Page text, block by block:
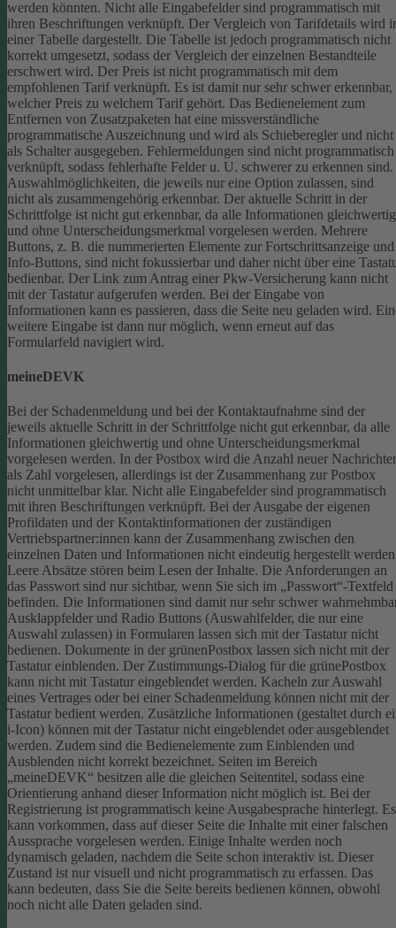
werden könnten. Nicht alle Eingabefelder sind programmatisch mit
ihren Beschriftungen verknüpft. Der Vergleich von Tarifdetails wird
einer Tabelle dargestellt. Die Tabelle ist jedoch programmatisch nicht
korrekt umgesetzt, sodass der Vergleich der einzelnen Bestandteile
erschwert wird. Der Preis ist nicht programmatisch mit dem
empfohlenen Tarif verknüpft. Es ist damit nur sehr schwer erkennbar,
welcher Preis zu welchem Tarif gehört. Das Bedienelement zum
Entfernen von Zusatzpaketen hat eine missverständliche
programmatische Auszeichnung und wird als Schieberegler und nicht
als Schalter ausgegeben. Fehlermeldungen sind nicht programmatisch
verknüpft, sodass fehlerhafte Felder u. U. schwerer zu erkennen sind.
Auswahlmöglichkeiten, die jeweils nur eine Option zulassen, sind
nicht als zusammengehörig erkennbar. Der aktuelle Schritt in der
Schrittfolge ist nicht gut erkennbar, da alle Informationen gleichwertig
und ohne Unterscheidungsmerkmal vorgelesen werden. Mehrere
Buttons, z. B. die nummerierten Elemente zur Fortschrittsanzeige und
Info-Buttons, sind nicht fokussierbar und daher nicht über eine
bedienbar. Der Link zum Antrag einer Pkw-Versicherung kann nicht
mit der Tastatur aufgerufen werden. Bei der Eingabe von
Informationen kann es passieren, dass die Seite neu geladen wird.
weitere Eingabe ist dann nur möglich, wenn erneut auf das
Formularfeld navigiert wird.
meineDEVK
Bei der Schadenmeldung und bei der Kontaktaufnahme sind der
jeweils aktuelle Schritt in der Schrittfolge nicht gut erkennbar, da alle
Informationen gleichwertig und ohne Unterscheidungsmerkmal
vorgelesen werden. In der Postbox wird die Anzahl neuer
als Zahl vorgelesen, allerdings ist der Zusammenhang zur Postbox
nicht unmittelbar klar. Nicht alle Eingabefelder sind programmatisch
mit ihren Beschriftungen verknüpft. Bei der Ausgabe der eigenen
Profildaten und der Kontaktinformationen der zuständigen
Vertriebspartner:innen kann der Zusammenhang zwischen den
einzelnen Daten und Informationen nicht eindeutig hergestellt
Leere Absätze stören beim Lesen der Inhalte. Die Anforderungen an
das Passwort sind nur sichtbar, wenn Sie sich im „Passwort“-Textfeld
befinden. Die Informationen sind damit nur sehr schwer
Ausklappfelder und Radio Buttons (Auswahlfelder, die nur eine
Auswahl zulassen) in Formularen lassen sich mit der Tastatur nicht
bedienen. Dokumente in der grünenPostbox lassen sich nicht mit der
Tastatur einblenden. Der Zustimmungs-Dialog für die grünePostbox
kann nicht mit Tastatur eingeblendet werden. Kacheln zur Auswahl
eines Vertrages oder bei einer Schadenmeldung können nicht mit der
Tastatur bedient werden. Zusätzliche Informationen (gestaltet durch
i-Icon) können mit der Tastatur nicht eingeblendet oder ausgeblendet
werden. Zudem sind die Bedienelemente zum Einblenden und
Ausblenden nicht korrekt bezeichnet. Seiten im Bereich
„meineDEVK“ besitzen alle die gleichen Seitentitel, sodass eine
Orientierung anhand dieser Information nicht möglich ist. Bei der
Registrierung ist programmatisch keine Ausgabesprache hinterlegt. Es
kann vorkommen, dass auf dieser Seite die Inhalte mit einer falschen
Aussprache vorgelesen werden. Einige Inhalte werden noch
dynamisch geladen, nachdem die Seite schon interaktiv ist. Dieser
Zustand ist nur visuell und nicht programmatisch zu erfassen. Das
kann bedeuten, dass Sie die Seite bereits bedienen können, obwohl
noch nicht alle Daten geladen sind.